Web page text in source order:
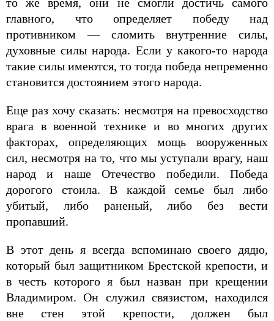
главного, что определяет победу над
противником — сломить внутренние силы,
духовные силы народа. Если у какого-то народа
такие силы имеются, то тогда победа непременно
становится достоянием этого народа.
Еще раз хочу сказать: несмотря на превосходство
врага в военной технике и во многих других
факторах, определяющих мощь вооруженных
сил, несмотря на то, что мы уступали врагу, наш
народ и наше Отечество победили. Победа
дорогого стоила. В каждой семье был либо
убитый, либо раненый, либо без вести
пропавший.
В этот день я всегда вспоминаю своего дядю,
который был защитником Брестской крепости, и
в честь которого я был назван при крещении
Владимиром. Он служил связистом, находился
вне стен этой крепости, должен был